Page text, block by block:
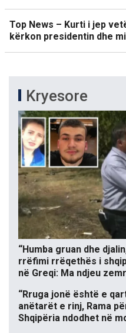
Top News – Kurti i jep
kërkon presidentin dhe
Kryesore
“Humba gruan dhe
rrëfimi rrëqethës i
në Greqi: Ma ndjeu
“Rruga jonë është e
anëtarët e rinj, Rama
Shqipëria ndodhet në